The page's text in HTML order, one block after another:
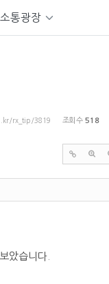
소통광장
rx_tip/3819 조회 수 518
았습니다.